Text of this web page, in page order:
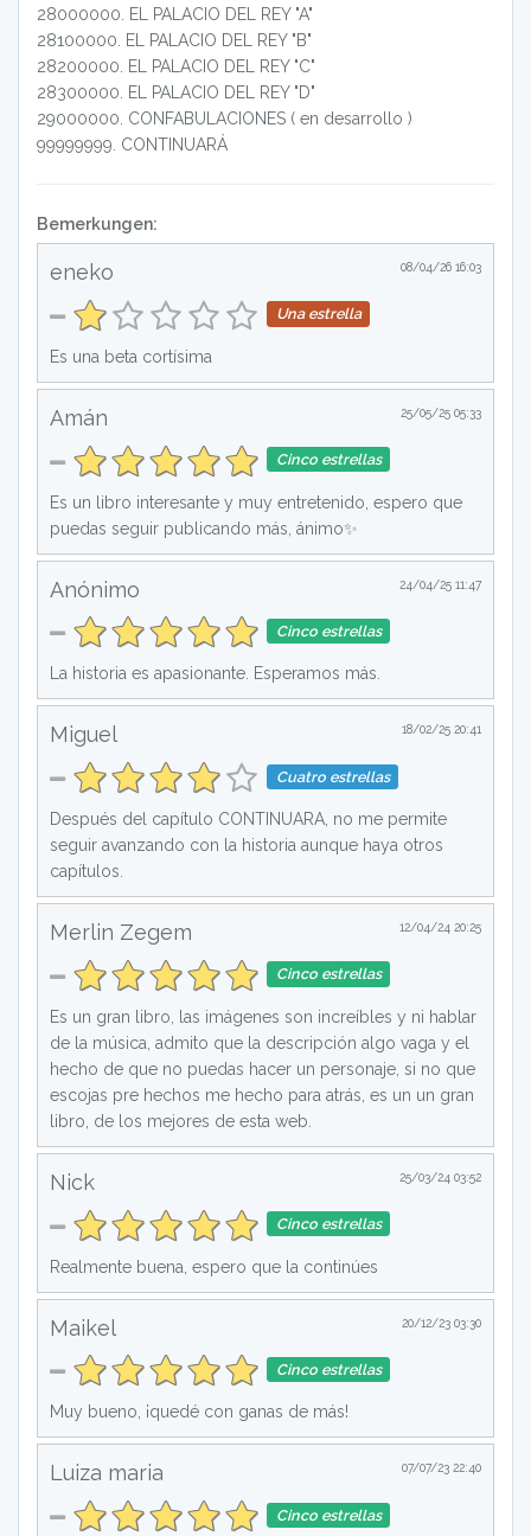
28000000
EL PALACIO DEL REY "A"
28100000
EL PALACIO DEL REY "B"
28200000
EL PALACIO DEL REY "C"
28300000
EL PALACIO DEL REY "D"
29000000 CONFABULACIONES ( en desarrollo )
99999999 CONTINUARÁ
Bemerkungen:
08/04/26 16:03
eneko
Una estrella
Es una beta cortísima
25/05/25 05:33
Amán
Cinco estrellas
Es un libro interesante y muy entretenido, espero que
puedas seguir publicando más, ánimo✨
24/04/25 11:47
Anónimo
Cinco estrellas
La historia es apasionante. Esperamos más.
18/02/25 20:41
Miguel
Cuatro estrellas
Después del capítulo CONTINUARA, no me permite
seguir avanzando con la historia aunque haya otros
capítulos.
12/04/24 20:25
Merlin Zegem
Cinco estrellas
Es un gran libro, las imágenes son increíbles y ni hablar
de la música, admito que la descripción algo vaga y el
hecho de que no puedas hacer un personaje, si no que
escojas pre hechos me hecho para atrás, es un un gran
libro, de los mejores de esta web.
25/03/24 03:52
Nick
Cinco estrellas
Realmente buena, espero que la continúes
20/12/23 03:30
Maikel
Cinco estrellas
Muy bueno, ¡quedé con ganas de más!
07/07/23 22:40
Luiza maria
Cinco estrellas